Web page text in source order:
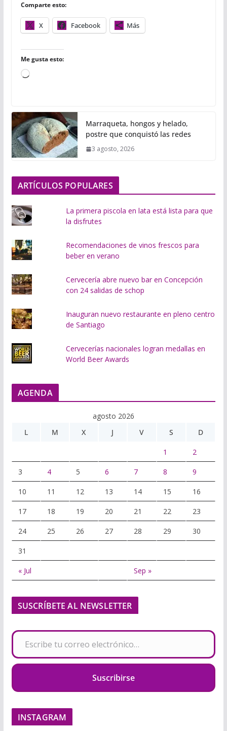
Comparte esto:
X Facebook Más
Me gusta esto:
C
g
a
n
d
.
.
Marraqueta, hongos y helado,
postre que conquistó las redes
3 agosto, 2026
ARTÍCULOS POPULARES
La primera piscola en lata está lista para que
la disfrutes
Recomendaciones de vinos frescos para
beber en verano
Cervecería abre nuevo bar en Concepción
con 24 salidas de schop
Inauguran nuevo restaurante en pleno centro
de Santiago
Cervecerías nacionales logran medallas en
World Beer Awards
AGENDA
agosto 2026
L
M X J V S D
1 2
3 4 5 6 7 8 9
10 11 12 13 14 15 16
17 18 19 20 21 22 23
24 25 26 27 28 29 30
31
« Jul Sep »
SUSCRÍBETE AL NEWSLETTER
Escribe tu correo electrónico…
Suscribirse
INSTAGRAM